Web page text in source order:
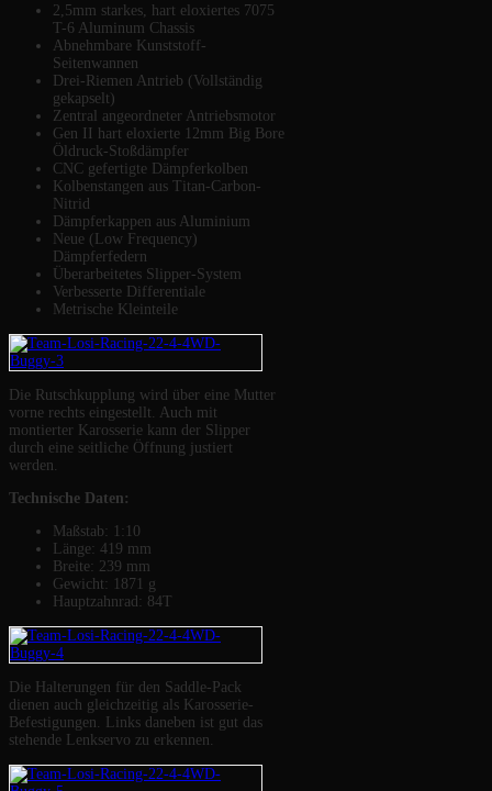
2,5mm starkes, hart eloxiertes 7075
T-6 Aluminum Chassis
Abnehmbare Kunststoff-
Seitenwannen
Drei-Riemen Antrieb (Vollständig
gekapselt)
Zentral angeordneter Antriebsmotor
Gen II hart eloxierte 12mm Big Bore
Öldruck-Stoßdämpfer
CNC gefertigte Dämpferkolben
Kolbenstangen aus Titan-Carbon-
Nitrid
Dämpferkappen aus Aluminium
Neue (Low Frequency)
Dämpferfedern
Überarbeitetes Slipper-System
Verbesserte Differentiale
Metrische Kleinteile
Die Rutschkupplung wird über eine Mutter
vorne rechts eingestellt. Auch mit
montierter Karosserie kann der Slipper
durch eine seitliche Öffnung justiert
werden.
Technische Daten:
Maßstab: 1:10
Länge: 419 mm
Breite: 239 mm
Gewicht: 1871 g
Hauptzahnrad: 84T
Die Halterungen für den Saddle-Pack
dienen auch gleichzeitig als Karosserie-
Befestigungen. Links daneben ist gut das
stehende Lenkservo zu erkennen.